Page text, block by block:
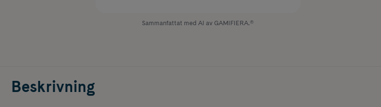
Sammanfattat med AI av GAMIFIERA.®
Beskrivning